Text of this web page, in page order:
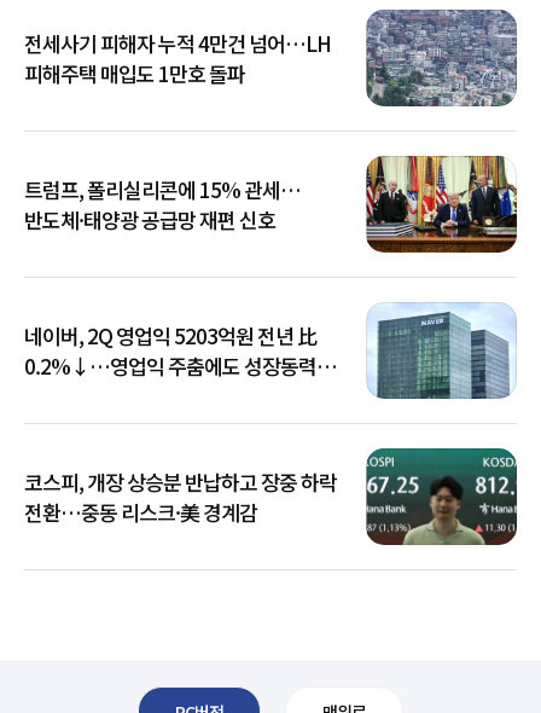
전세사기 피해자 누적 4만건 넘어…LH
피해주택 매입도 1만호 돌파
트럼프, 폴리실리콘에 15% 관세…
반도체·태양광 공급망 재편 신호
네이버, 2Q 영업익 5203억원 전년 比
0.2%↓…영업익 주춤에도 성장동력
코스피, 개장 상승분 반납하고 장중 하락
전환…중동 리스크·美 경계감